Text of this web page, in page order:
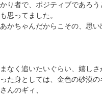
り者で、ポジティブであろ
思ってました。
かちゃんだからこその、思い
なく追いたいぐらい、嬉しさ
た身としては、金色の砂漠の
んのギィ、